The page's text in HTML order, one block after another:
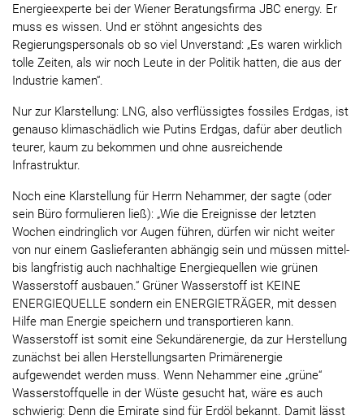
Energieexperte bei der Wiener Beratungsfirma JBC energy. Er
muss es wissen. Und er stöhnt angesichts des
Regierungspersonals ob so viel Unverstand: „Es waren wirklich
tolle Zeiten, als wir noch Leute in der Politik hatten, die aus der
Industrie kamen“.
Nur zur Klarstellung: LNG, also verflüssigtes fossiles Erdgas, ist
genauso klimaschädlich wie Putins Erdgas, dafür aber deutlich
teurer, kaum zu bekommen und ohne ausreichende
Infrastruktur.
Noch eine Klarstellung für Herrn Nehammer, der sagte (oder
sein Büro formulieren ließ): „Wie die Ereignisse der letzten
Wochen eindringlich vor Augen führen, dürfen wir nicht weiter
von nur einem Gaslieferanten abhängig sein und müssen mittel-
bis langfristig auch nachhaltige Energiequellen wie grünen
Wasserstoff ausbauen.“ Grüner Wasserstoff ist KEINE
ENERGIEQUELLE sondern ein ENERGIETRÄGER, mit dessen
Hilfe man Energie speichern und transportieren kann.
Wasserstoff ist somit eine Sekundärenergie, da zur Herstellung
zunächst bei allen Herstellungsarten Primärenergie
aufgewendet werden muss. Wenn Nehammer eine „grüne“
Wasserstoffquelle in der Wüste gesucht hat, wäre es auch
schwierig: Denn die Emirate sind für Erdöl bekannt. Damit lässt